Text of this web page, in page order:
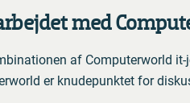
med
af Computerworld
er knudepunktet for